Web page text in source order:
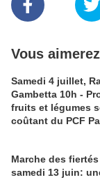
Vous
Samedi 4 juillet,
Gambetta 10h -
fruits et légumes
coûtant du PCF
Marche des
samedi 13 juin: